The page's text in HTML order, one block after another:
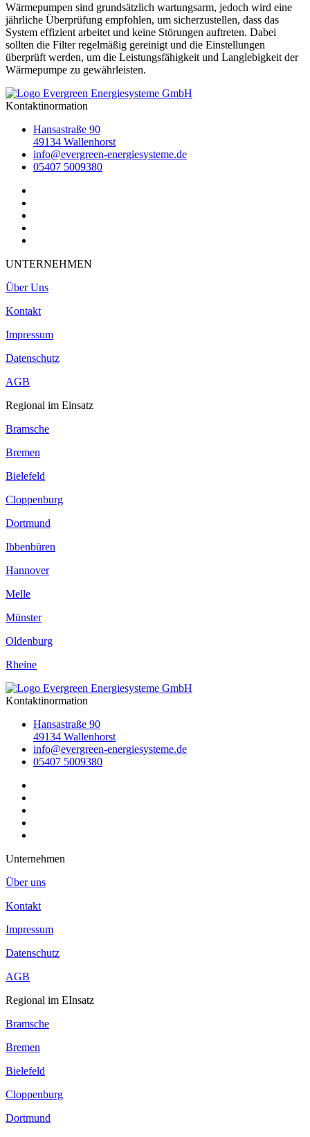
Wärmepumpen sind grundsätzlich wartungsarm, jedoch wird eine
jährliche Überprüfung empfohlen, um sicherzustellen, dass das
System effizient arbeitet und keine Störungen auftreten. Dabei
sollten die Filter regelmäßig gereinigt und die Einstellungen
überprüft werden, um die Leistungsfähigkeit und Langlebigkeit der
Wärmepumpe zu gewährleisten.
Kontaktinormation
Hansastraße 90
49134 Wallenhorst
info@evergreen-energiesysteme.de
05407 5009380
UNTERNEHMEN
Über Uns
Kontakt
Impressum
Datenschutz
AGB
Regional im Einsatz
Bramsche
Bremen
Bielefeld
Cloppenburg
Dortmund
Ibbenbüren
Hannover
Melle
Münster
Oldenburg
Rheine
Kontaktinormation
Hansastraße 90
49134 Wallenhorst
info@evergreen-energiesysteme.de
05407 5009380
Unternehmen
Über uns
Kontakt
Impressum
Datenschutz
AGB
Regional im EInsatz
Bramsche
Bremen
Bielefeld
Cloppenburg
Dortmund